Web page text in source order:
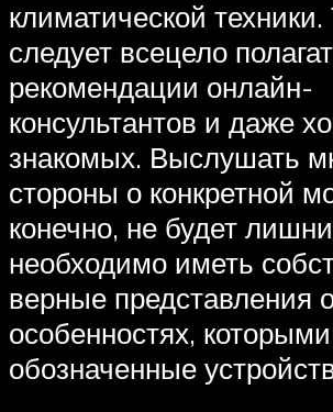
климатической
следует всецело
рекомендации онлайн-
консультантов и даже
знакомых. Выслушать
стороны о конкретной
конечно, не будет
необходимо иметь
верные представления
особенностях,
обозначенные